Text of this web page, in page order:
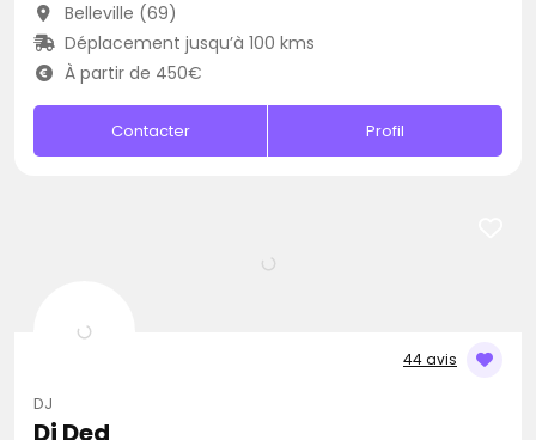
Belleville (69)
Déplacement jusqu’à 100 kms
À partir de 450€
Contacter Profil
44 avis
DJ
Dj Ded